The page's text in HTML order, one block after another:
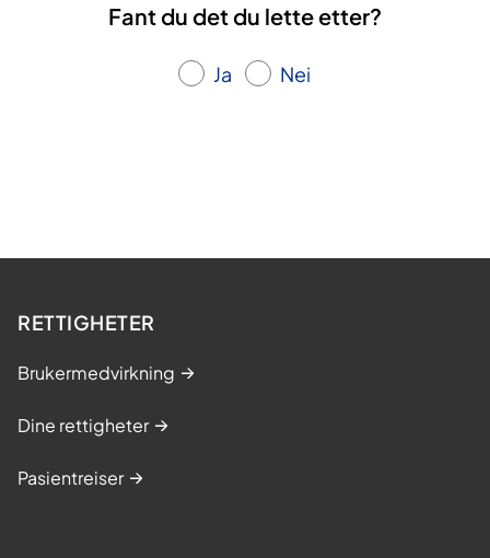
Fant du det du lette etter?
Ja Nei
RETTIGHETER
Brukermedvirkning
Dine rettigheter
Pasientreiser